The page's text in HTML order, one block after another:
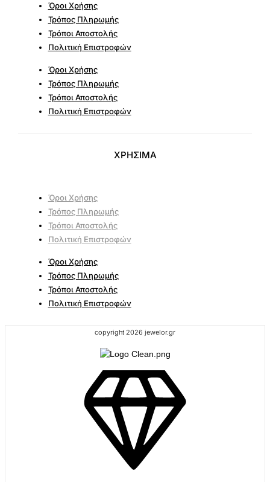
Όροι Χρήσης
Τρόπος Πληρωμής
Τρόποι Αποστολής
Πολιτική Επιστροφών
Όροι Χρήσης
Τρόπος Πληρωμής
Τρόποι Αποστολής
Πολιτική Επιστροφών
ΧΡΗΣΙΜΑ
Όροι Χρήσης
Τρόπος Πληρωμής
Τρόποι Αποστολής
Πολιτική Επιστροφών
Όροι Χρήσης
Τρόπος Πληρωμής
Τρόποι Αποστολής
Πολιτική Επιστροφών
copyright 2026 jewelor.gr